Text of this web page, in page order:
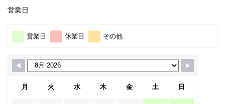
営業日
営業日 休業日 その他
月 火 水 木 金 土 日